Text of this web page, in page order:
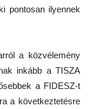
pontosan ilyennek
a közvélemény
inkább a TISZA
a FIDESZ-t
a következtetésre